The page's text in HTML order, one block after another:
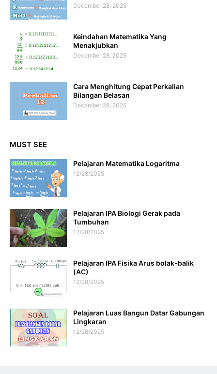
December 28, 2025
Keindahan Matematika Yang
Menakjubkan
December 28, 2025
Cara Menghitung Cepat Perkalian
Bilangan Belasan
December 28, 2025
MUST SEE
Pelajaran Matematika Logaritma
12/28/2025
Pelajaran IPA Biologi Gerak pada
Tumbuhan
12/28/2025
Pelajaran IPA Fisika Arus bolak-balik
(AC)
12/28/2025
Pelajaran Luas Bangun Datar Gabungan
Lingkaran
12/28/2025